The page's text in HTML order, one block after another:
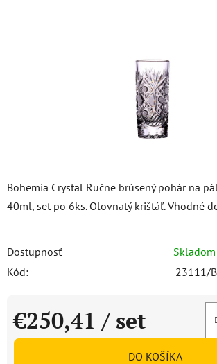
Bohemia Crystal Ručne brúsený pohár na
40ml, set po 6ks. Olovnatý krištáľ. Vhodné
Dostupnosť Skladom
Kód:
23111/
€250,41 / set
Jednotková cena:
DO KOŠÍKA